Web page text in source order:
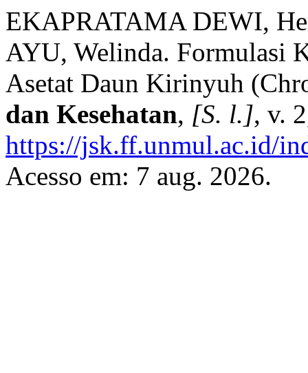
EKAPRATAMA DEWI,
AYU, Welinda. Formulasi
Asetat Daun Kirinyuh
dan Kesehatan, [S. l.], v.
https://jsk.ff.unmul.ac.id/
Acesso em: 7 aug. 2026.